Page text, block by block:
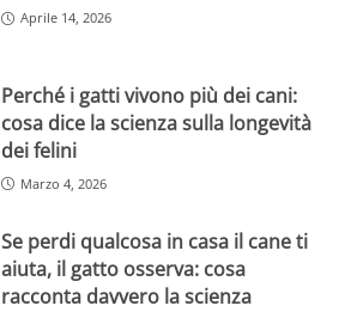
Aprile 14, 2026
Perché i gatti vivono più dei cani:
cosa dice la scienza sulla longevità
dei felini
Marzo 4, 2026
Se perdi qualcosa in casa il cane ti
aiuta, il gatto osserva: cosa
racconta davvero la scienza